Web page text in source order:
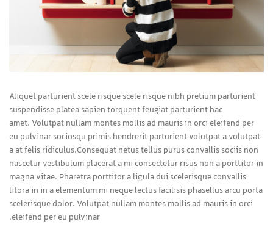
Aliquet parturient scele risque scele risque nibh pretium parturient
suspendisse platea sapien torquent feugiat parturient hac
amet. Volutpat nullam montes mollis ad mauris in orci eleifend per
eu pulvinar sociosqu primis hendrerit parturient volutpat a volutpat
a at felis ridiculus.Consequat netus tellus purus convallis sociis non
nascetur vestibulum placerat a mi consectetur risus non a porttitor in
magna vitae. Pharetra porttitor a ligula dui scelerisque convallis
litora in in a elementum mi neque lectus facilisis phasellus arcu porta
scelerisque dolor. Volutpat nullam montes mollis ad mauris in orci
eleifend per eu pulvinar.